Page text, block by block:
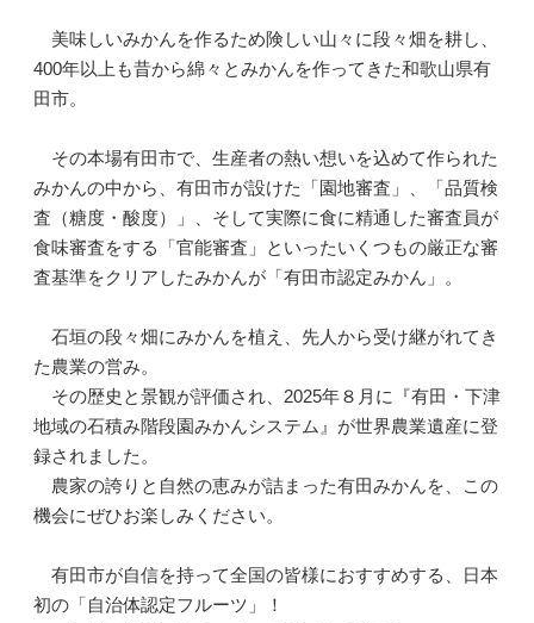
美味しいみかんを作るため険しい山々に段々畑を耕し、
400年以上も昔から綿々とみかんを作ってきた和歌山県有
田市。
その本場有田市で、生産者の熱い想いを込めて作られた
みかんの中から、有田市が設けた「園地審査」、「品質検
査（糖度・酸度）」、そして実際に食に精通した審査員が
食味審査をする「官能審査」といったいくつもの厳正な審
査基準をクリアしたみかんが「有田市認定みかん」。
石垣の段々畑にみかんを植え、先人から受け継がれてき
た農業の営み。
その歴史と景観が評価され、2025年８月に『有田・下津
地域の石積み階段園みかんシステム』が世界農業遺産に登
録されました。
農家の誇りと自然の恵みが詰まった有田みかんを、この
機会にぜひお楽しみください。
有田市が自信を持って全国の皆様におすすめする、日本
初の「自治体認定フルーツ」！